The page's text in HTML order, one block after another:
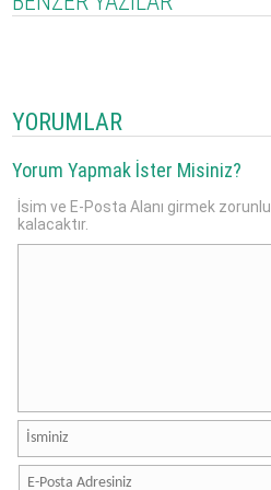
YORUMLAR
Yorum Yapmak İster Misiniz?
İsim ve E-Posta Alanı girmek
kalacaktır.